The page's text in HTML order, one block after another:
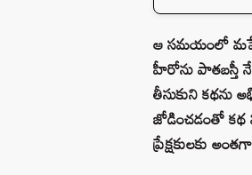
ఆ సమయంలో మహేష్
హీరోను పాతబస్తీ
తీసుకుని కథను
జోడించడంతో కథ
ప్రేక్షకులకు